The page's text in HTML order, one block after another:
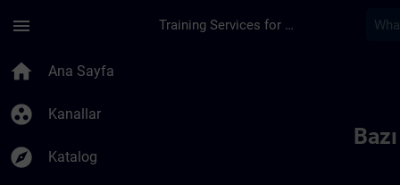
menu Training Services for Digital Industries
home Ana Sayfa
group_work Kanallar
explore Katalog